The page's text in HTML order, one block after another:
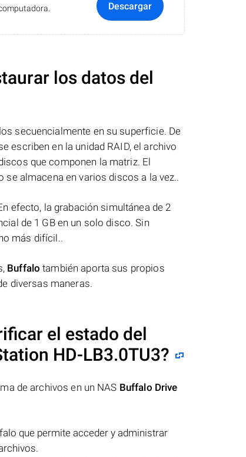
Descargar
los datos del
secuencialmente en su superficie. De
escriben en la unidad RAID, el archivo
que componen la matriz. El
se almacena en varios discos a la vez..
efecto, la grabación simultánea de 2
de 1 GB en un solo disco. Sin
más difícil..
Buffalo también aporta sus propios
diversas maneras.
el estado del
HD-LB3.0TU3?
de archivos en un NAS Buffalo Drive
que permite acceder y administrar